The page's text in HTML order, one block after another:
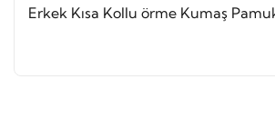
Erkek Kısa Kollu örme Kumaş